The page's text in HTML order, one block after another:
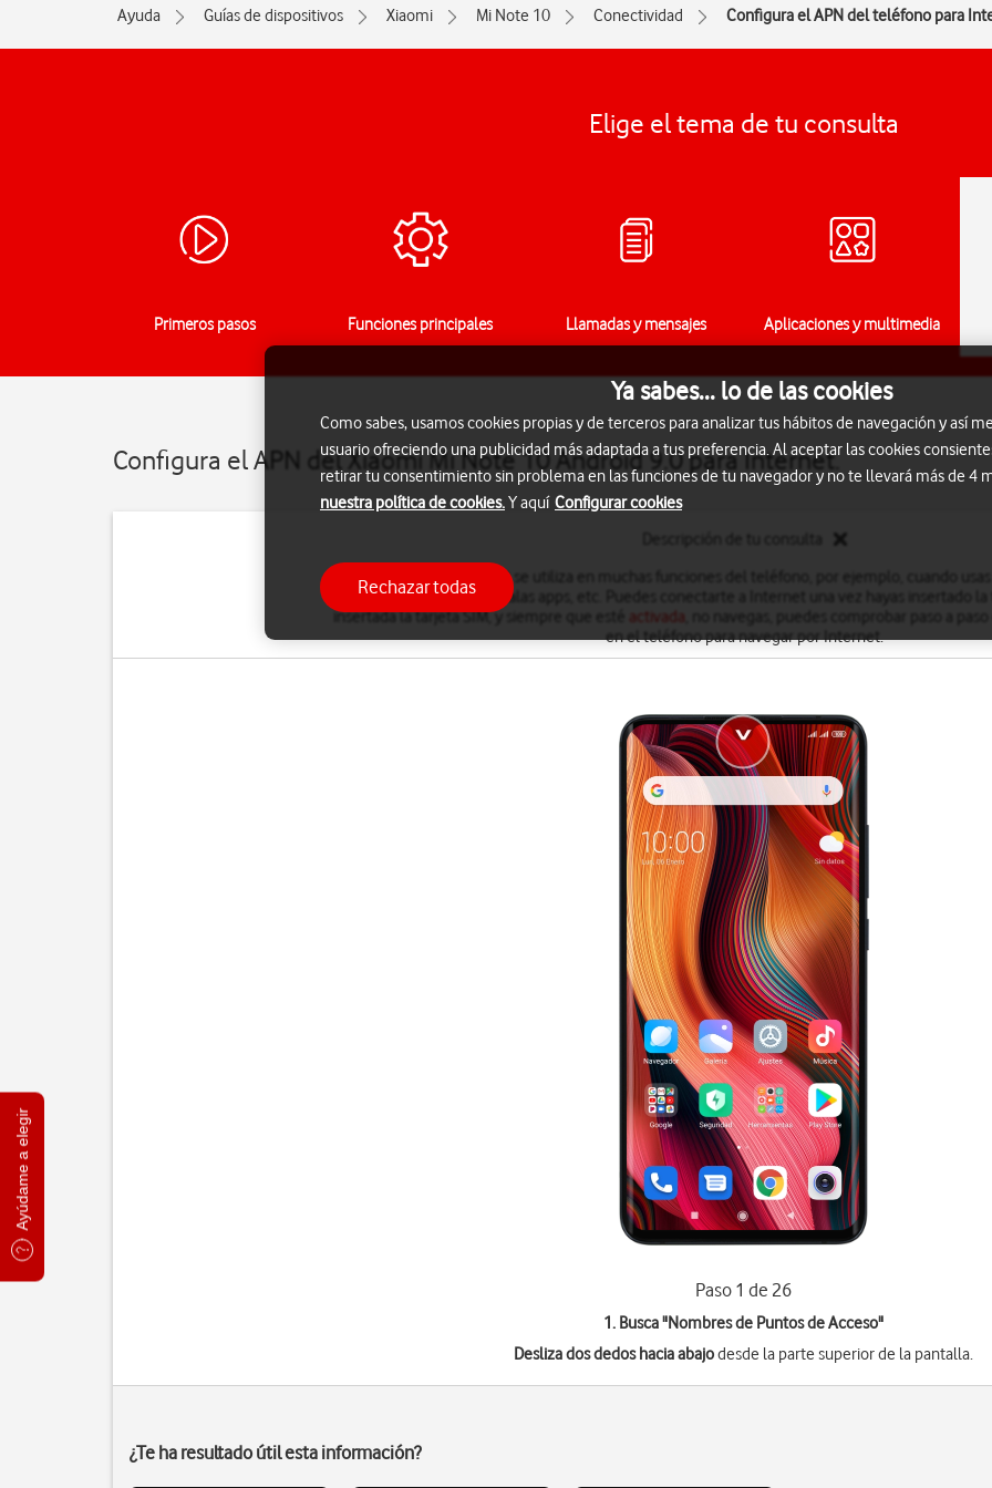
Ayúdame a elegir
Ayuda Guías de dispositivos Xiaomi Mi Note 10 Conectividad Configura el APN del teléfono para
Elige el tema de tu consulta
Primeros pasos Funciones principales Llamadas y mensajes Aplicaciones y multimedia
Configura el APN del Xiaomi Mi Note 10 Android 9.0 para Internet.
La conexión de Internet se utiliza en muchas funciones del teléfono, por ejemplo, cuando
correo electrónico, instalas apps, etc. Puedes conectarte a Internet una vez hayas insertado la
insertada la tarjeta SIM, y siempre que esté
activada
en el teléfono para navegar por Internet.
Paso 1 de 26
1. Busca "Nombres de Puntos de Acceso"
Desliza dos dedos hacia abajodesde la parte superior de la pantalla.
¿Te ha resultado útil esta información?
Ya sabes... lo de las cookies
Como sabes, usamos cookies propias y de terceros para analizar tus hábitos de navegación y así
usuario ofreciendo una publicidad más adaptada a tus preferencia. Al aceptar las cookies
retirar tu consentimiento sin problema en las funciones de tu navegador y no te llevará más de 4
nuestra política de cookies.Y aquí Configurar cookies
Rechazar todas